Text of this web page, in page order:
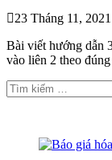
23 Tháng 11, 2021
Bài viết hướng dẫn
vào liên 2 theo
Tìm
kiếm